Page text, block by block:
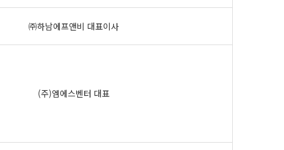
㈜하남에프앤비 대표이사
(주)엠에스벤터 대표